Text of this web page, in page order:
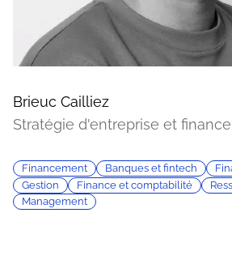
Brieuc Cailliez
Stratégie d'entreprise et finance
Financement Banques et fintech
Gestion
Finance et comptabilité
Management